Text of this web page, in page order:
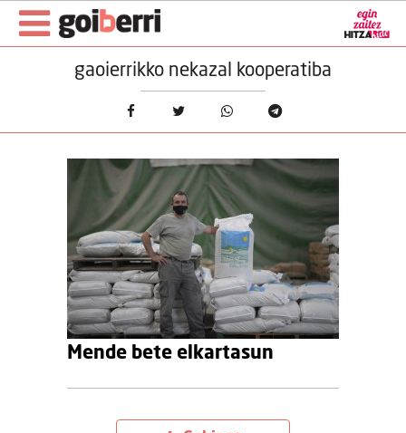
gaoierrikko nekazal kooperatiba
Mende bete elkartasun